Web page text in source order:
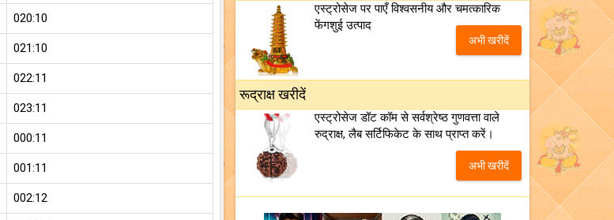
020:10
021:10
022:11
023:11
000:11
001:11
002:12
एस्ट्रोसेज पर पाएँ विश्वसनीय और चमत्कारिक
फेंगशुई उत्पाद
अभी खरीदें
रूद्राक्ष खरीदें
एस्ट्रोसेज डॉट कॉम से सर्वश्रेष्ठ गुणवत्ता वाले
रुद्राक्ष, लैब सर्टिफिकेट के साथ प्राप्त करें।
अभी खरीदें